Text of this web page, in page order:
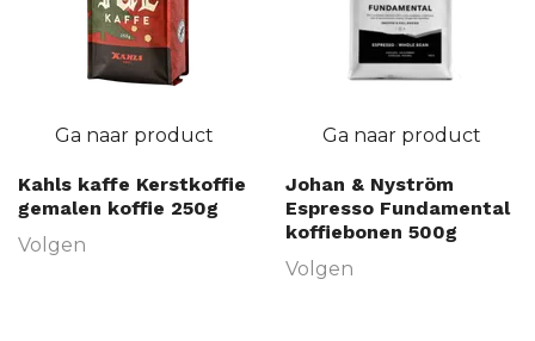
Ga naar product
Kahls kaffe Kerstkoffie
gemalen koffie 250g
Volgen
Ga naar product
Johan & Nyström
Espresso Fundamental
koffiebonen 500g
Volgen